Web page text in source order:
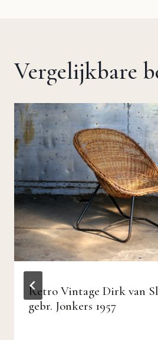
Vergelijkbare
Retro Vintage Dirk van
gebr. Jonkers 1957